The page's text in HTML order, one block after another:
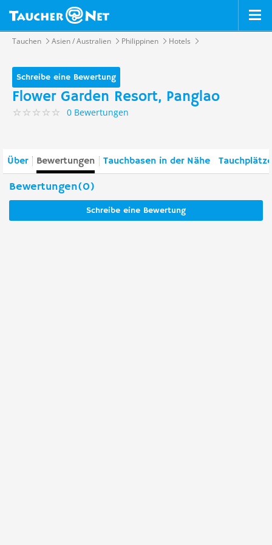
Tauchen Asien / Australien Philippinen Hotels
Schreibe eine Bewertung
Flower Garden Resort, Panglao
0 Bewertungen
Über Bewertungen Tauchbasen in der Nähe
Bewertungen(0)
Schreibe eine Bewertung